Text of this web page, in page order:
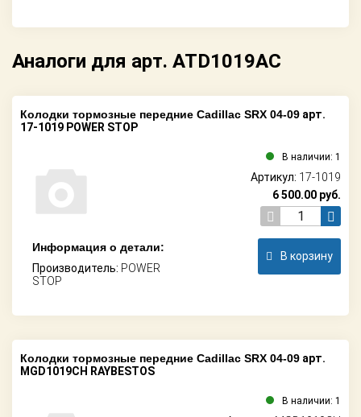
Аналоги для арт. ATD1019AC
Колодки тормозные передние Cadillac SRX 04-09 арт.
17-1019 POWER STOP
Информация о детали:
Производитель: POWER
STOP
В наличии: 1
Артикул: 17-1019
6 500.00 руб.
В корзину
Колодки тормозные передние Cadillac SRX 04-09 арт.
MGD1019CH RAYBESTOS
В наличии: 1